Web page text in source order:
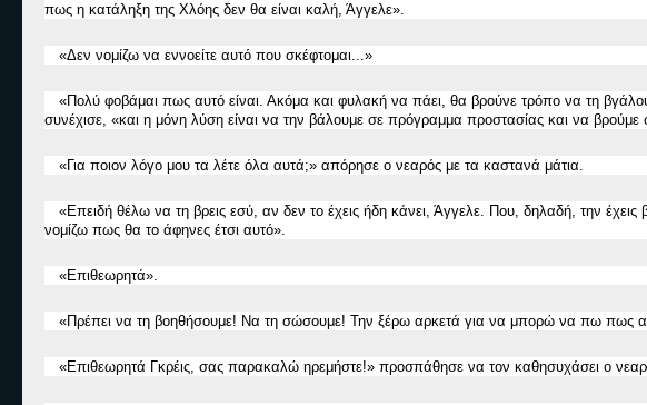
πως η κατάληξη της Χλόης δεν θα είναι καλή, Άγγελε».
«Δεν νομίζω να εννοείτε αυτό που σκέφτομαι...»
«Πολύ φοβάμαι πως αυτό είναι. Ακόμα και φυλακή να πάει, θα βρούνε τρόπο να τη
συνέχισε, «και η μόνη λύση είναι να την βάλουμε σε πρόγραμμα προστασίας και να βρούμε
«Για ποιον λόγο μου τα λέτε όλα αυτά;» απόρησε ο νεαρός με τα καστανά μάτια.
«Επειδή θέλω να τη βρεις εσύ, αν δεν το έχεις ήδη κάνει, Άγγελε. Που, δηλαδή, την έχεις
νομίζω πως θα το άφηνες έτσι αυτό».
«Επιθεωρητά».
«Πρέπει να τη βοηθήσουμε! Να τη σώσουμε! Την ξέρω αρκετά για να μπορώ να πω πως
«Επιθεωρητά Γκρέις, σας παρακαλώ ηρεμήστε!» προσπάθησε να τον καθησυχάσει ο